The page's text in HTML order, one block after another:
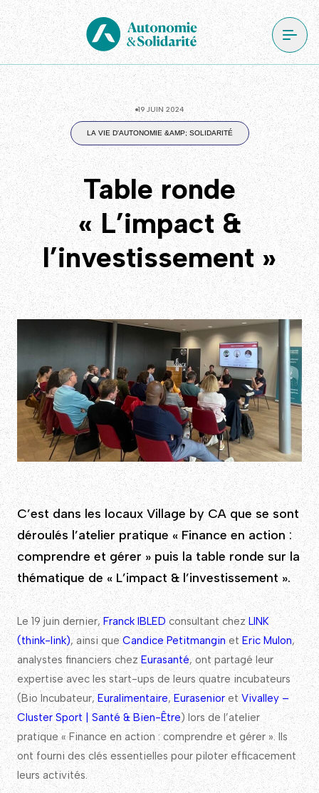
19 JUIN 2024
LA VIE D'AUTONOMIE &AMP; SOLIDARITÉ
Table ronde
« L’impact &
l’investissement »
C’est dans les locaux Village by CA que se sont
déroulés l’atelier pratique « Finance en action :
comprendre et gérer » puis la table ronde sur la
thématique de « L’impact & l’investissement ».
Le 19 juin dernier,Franck IBLEDconsultant chezLINK
(think-link), ainsi queCandice Petitmanginet Eric Mulon,
analystes financiers chez Eurasanté, ont partagé leur
expertise avec les start-ups de leurs quatre incubateurs
(Bio Incubateur, Euralimentaire, EurasenioretVivalley –
Cluster Sport | Santé & Bien-Être) lors de l’atelier
pratique « Finance en action : comprendre et gérer ». Ils
ont fourni des clés essentielles pour piloter efficacement
leurs activités.